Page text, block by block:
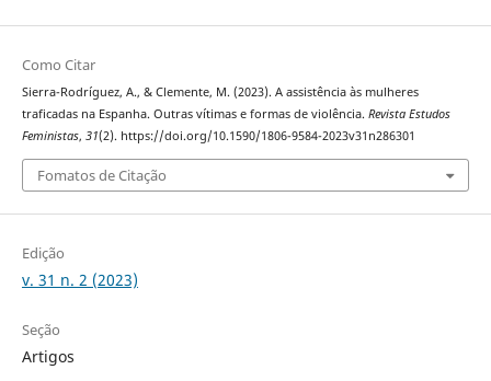
Como Citar
Sierra-Rodríguez, A., & Clemente, M. (2023). A assistência às mulheres
traficadas na Espanha. Outras vítimas e formas de violência. Revista Estudos
Feministas, 31(2). https://doi.org/10.1590/1806-9584-2023v31n286301
Fomatos de Citação
Edição
v. 31 n. 2 (2023)
Seção
Artigos